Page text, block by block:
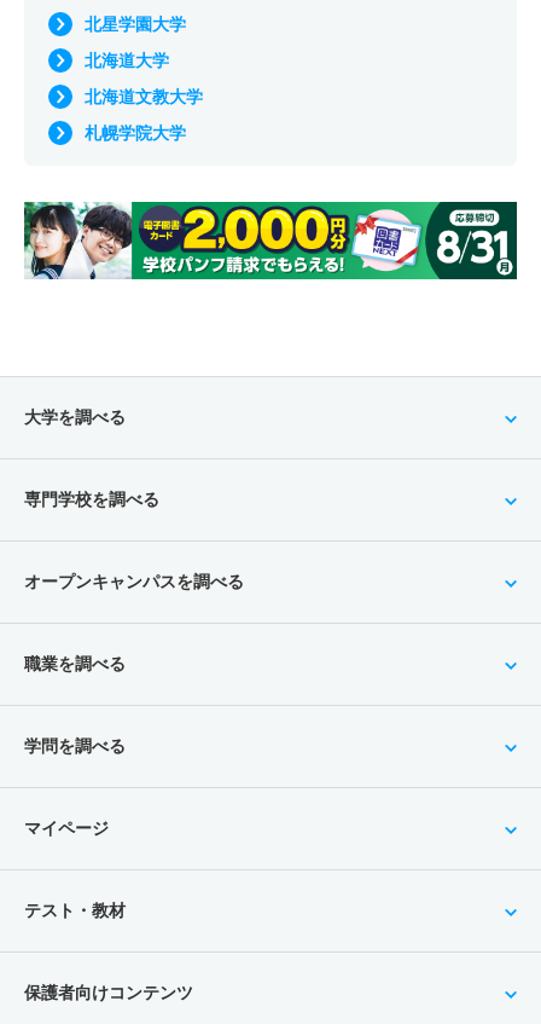
北星学園大学
北海道大学
北海道文教大学
札幌学院大学
大学を調べる
専門学校を調べる
オープンキャンパスを調べる
職業を調べる
学問を調べる
マイページ
テスト・教材
保護者向けコンテンツ